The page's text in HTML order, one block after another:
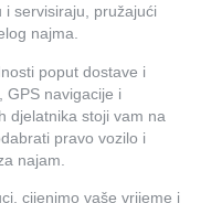
i servisiraju, pružajući
najma.
poput dostave i
GPS navigacije i
djelatnika stoji vam na
pravo vozilo i
najam.
cijenimo vaše vrijeme i